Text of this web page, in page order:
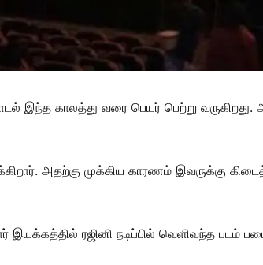
இந்த காலத்து வரை பெயர் பெற்று வருகிறது.
அதற்கு முக்கிய காரணம் இவருக்கு
ரஜினி நடிப்பில் வெளிவந்த படம்